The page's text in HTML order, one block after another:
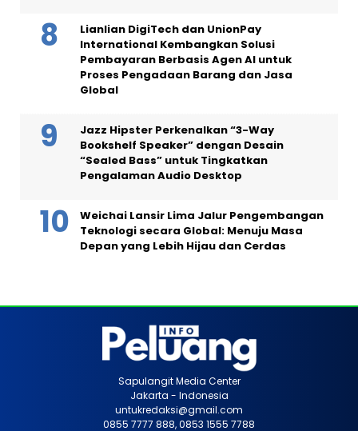
Lianlian DigiTech dan UnionPay
International Kembangkan Solusi
Pembayaran Berbasis Agen AI untuk
Proses Pengadaan Barang dan Jasa
Global
Jazz Hipster Perkenalkan “3-Way
Bookshelf Speaker” dengan Desain
“Sealed Bass” untuk Tingkatkan
Pengalaman Audio Desktop
Weichai Lansir Lima Jalur Pengembangan
Teknologi secara Global: Menuju Masa
Depan yang Lebih Hijau dan Cerdas
Sapulangit Media Center
Jakarta - Indonesia
untukredaksi@gmail.com
0855 7777 888, 0853 1555 7788